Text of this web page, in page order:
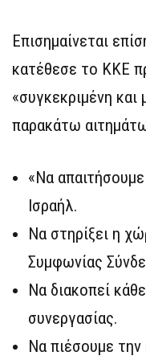
Επισημαίνεται
κατέθεσε το ΚΚΕ
«συγκεκριμένη
παρακάτω
«Να
Ισραήλ.
Να στηρίξει η
Συμφωνίας
Να διακοπεί
συνεργασίας.
Να πιέσουμε την